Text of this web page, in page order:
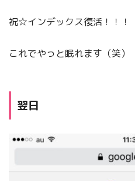
祝☆インデックス復活！！！
これでやっと眠れます（笑）
翌日